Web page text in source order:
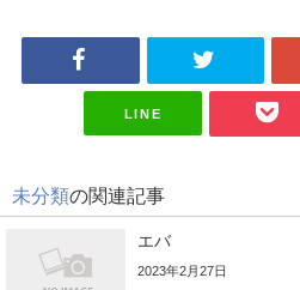
LINE
未分類の関連記事
エバ
2023年2月27日